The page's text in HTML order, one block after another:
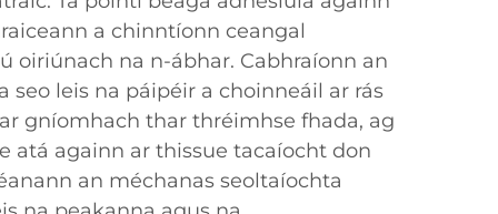
a chinntíonn ceangal
oiriúnach na n-ábhar. Cabhraíonn an
seo leis na páipéir a choinneáil ar rás
gníomhach thar thréimhse fhada, ag
atá againn ar thissue tacaíocht don
an méchanas seoltaíochta